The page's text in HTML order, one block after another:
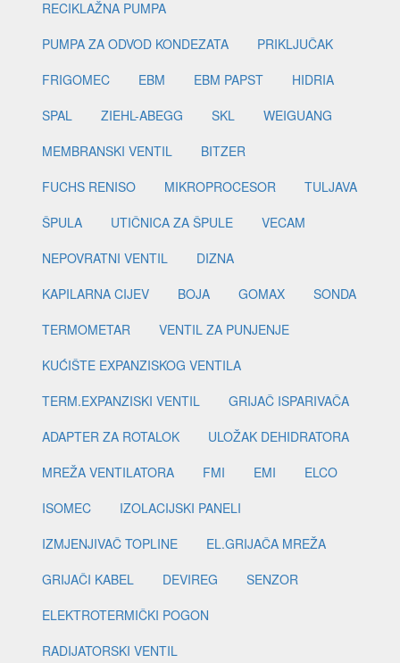
RECIKLAŽNA PUMPA
PUMPA ZA ODVOD KONDEZATA
PRIKLJUČAK
FRIGOMEC
EBM EBM PAPST
HIDRIA
SPAL
ZIEHL-ABEGG SKL
WEIGUANG
MEMBRANSKI VENTIL
BITZER
FUCHS RENISO
MIKROPROCESOR
TULJAVA
ŠPULA
UTIČNICA ZA ŠPULE
VECAM
NEPOVRATNI VENTIL
DIZNA
KAPILARNA CIJEV
BOJA GOMAX
SONDA
TERMOMETAR
VENTIL ZA PUNJENJE
KUĆIŠTE EXPANZISKOG VENTILA
TERM.EXPANZISKI VENTIL
GRIJAČ ISPARIVAČA
ADAPTER ZA ROTALOK
ULOŽAK DEHIDRATORA
MREŽA VENTILATORA
FMI EMI
ELCO
ISOMEC
IZOLACIJSKI PANELI
IZMJENJIVAČ TOPLINE
EL.GRIJAČA MREŽA
GRIJAČI KABEL
DEVIREG
SENZOR
ELEKTROTERMIČKI POGON
RADIJATORSKI VENTIL